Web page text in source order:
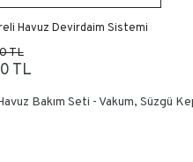
Havuz Devirdaim Sistemi
TL
TL